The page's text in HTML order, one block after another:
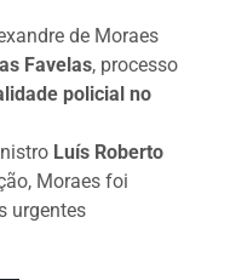
de Moraes
Favelas, processo
policial no
Luís Roberto
Moraes foi
urgentes